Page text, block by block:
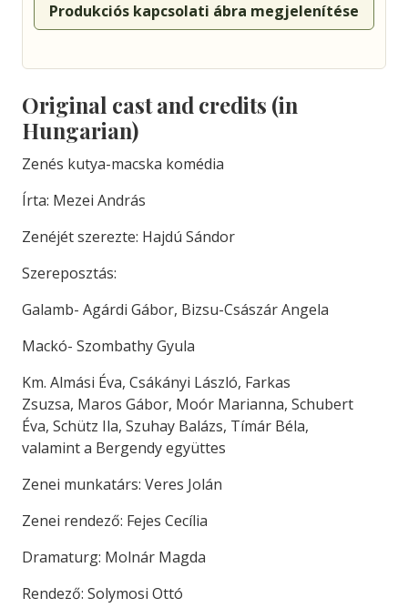
Produkciós kapcsolati ábra megjelenítése
Original cast and credits (in
Hungarian)
Zenés kutya-macska komédia
Írta: Mezei András
Zenéjét szerezte: Hajdú Sándor
Szereposztás:
Galamb- Agárdi Gábor, Bizsu-Császár Angela
Mackó- Szombathy Gyula
Km. Almási Éva, Csákányi László, Farkas
Zsuzsa, Maros Gábor, Moór Marianna, Schubert
Éva, Schütz Ila, Szuhay Balázs, Tímár Béla,
valamint a Bergendy együttes
Zenei munkatárs: Veres Jolán
Zenei rendező: Fejes Cecília
Dramaturg: Molnár Magda
Rendező: Solymosi Ottó